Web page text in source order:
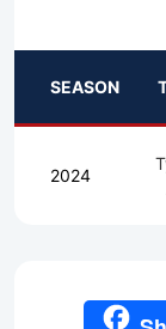
SEASON
2024